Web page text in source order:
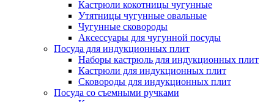
Кастрюли кокотницы чугунные
Утятницы чугунные овальные
Чугунные сковороды
Аксессуары для чугунной посуды
Посуда для индукционных плит
Наборы кастрюль для индукционных плит
Кастрюли для индукционных плит
Сковороды для индукционных плит
Посуда со съемными ручками